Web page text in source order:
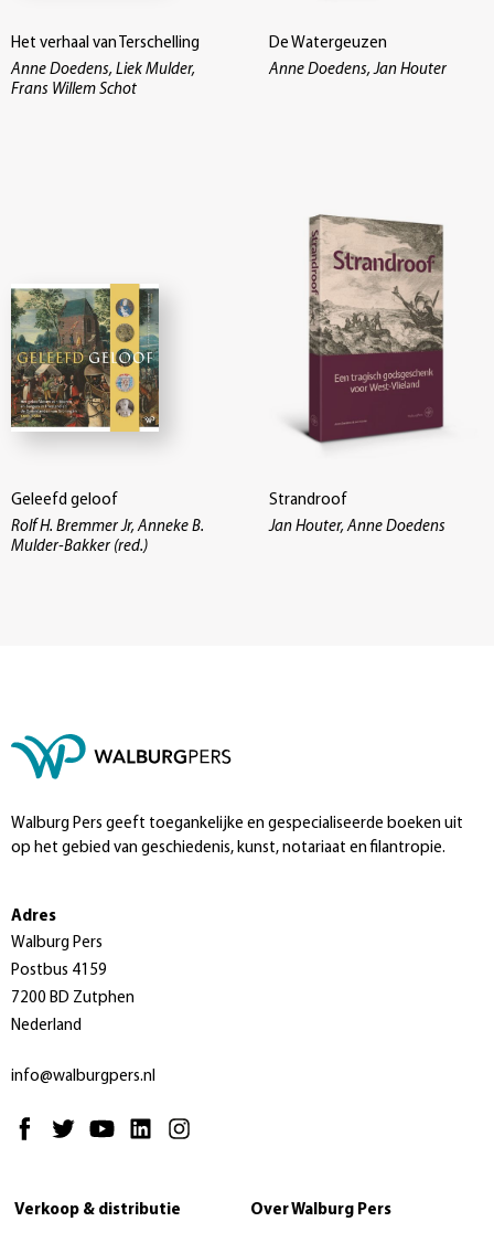
Het verhaal van Terschelling
Anne Doedens, Liek Mulder,
Frans Willem Schot
De Watergeuzen
Anne Doedens, Jan Houter
Geleefd geloof
Rolf H. Bremmer Jr, Anneke B.
Mulder-Bakker (red.)
Strandroof
Jan Houter, Anne Doedens
Walburg Pers geeft toegankelijke en gespecialiseerde boeken uit
op het gebied van geschiedenis, kunst, notariaat en filantropie.
Adres
Walburg Pers
Postbus 4159
7200 BD Zutphen
Nederland
info@walburgpers.nl
Verkoop & distributie Over Walburg Pers